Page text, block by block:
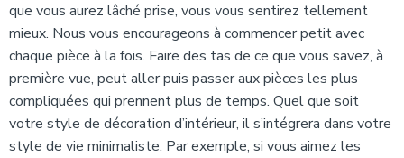
que vous aurez lâché prise, vous vous sentirez tellement
mieux. Nous vous encourageons à commencer petit avec
chaque pièce à la fois. Faire des tas de ce que vous savez, à
première vue, peut aller puis passer aux pièces les plus
compliquées qui prennent plus de temps. Quel que soit
votre style de décoration d’intérieur, il s’intégrera dans votre
style de vie minimaliste. Par exemple, si vous aimez les